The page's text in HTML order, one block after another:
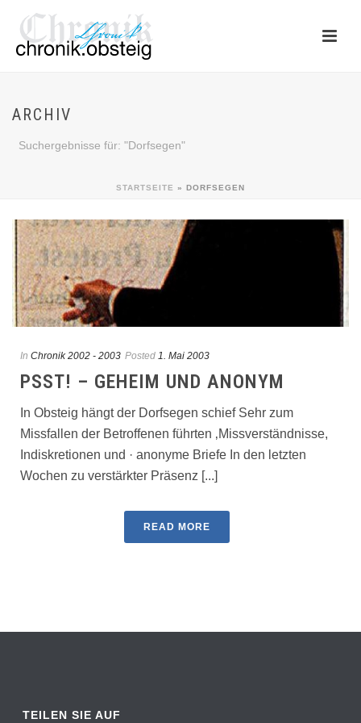
ARCHIV
Suchergebnisse für: "Dorfsegen"
STARTSEITE » DORFSEGEN
In Chronik 2002 - 2003 Posted 1. Mai 2003
PSST! – GEHEIM UND ANONYM
In Obsteig hängt der Dorfsegen schief Sehr zum
Missfallen der Betroffenen führten ‚Missverständnisse,
Indiskretionen und · anonyme Briefe In den letzten
Wochen zu verstärkter Präsenz [...]
READ MORE
TEILEN SIE AUF